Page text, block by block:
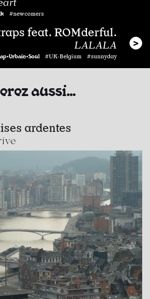
#newcomers
feat. ROMderful.
LALALA
#UK·Belgium #sunnyday
aussi…
ardentes